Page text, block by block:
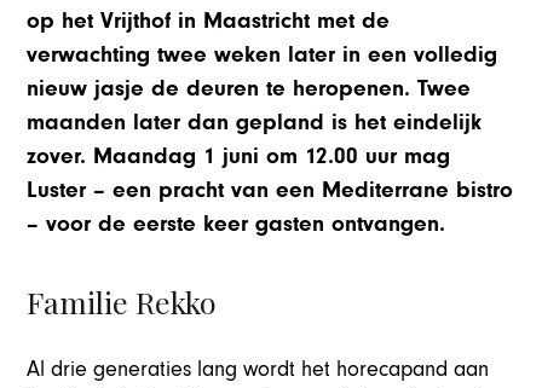
op het Vrijthof in Maastricht met de
verwachting twee weken later in een volledig
nieuw jasje de deuren te heropenen. Twee
maanden later dan gepland is het eindelijk
zover. Maandag 1 juni om 12.00 uur mag
Luster – een pracht van een Mediterrane bistro
– voor de eerste keer gasten ontvangen.
Familie Rekko
Al drie generaties lang wordt het horecapand aan